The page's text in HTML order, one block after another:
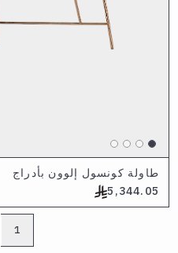
طاولة كونسول إلوون بأدراج
5,344.05
1